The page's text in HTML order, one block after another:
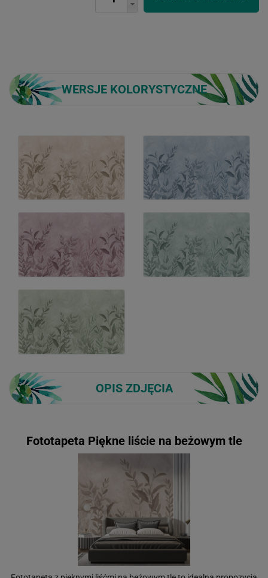
WERSJE KOLORYSTYCZNE
OPIS ZDJĘCIA
Fototapeta Piękne liście na beżowym tle